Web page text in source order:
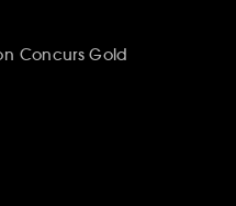
Concurs Gold